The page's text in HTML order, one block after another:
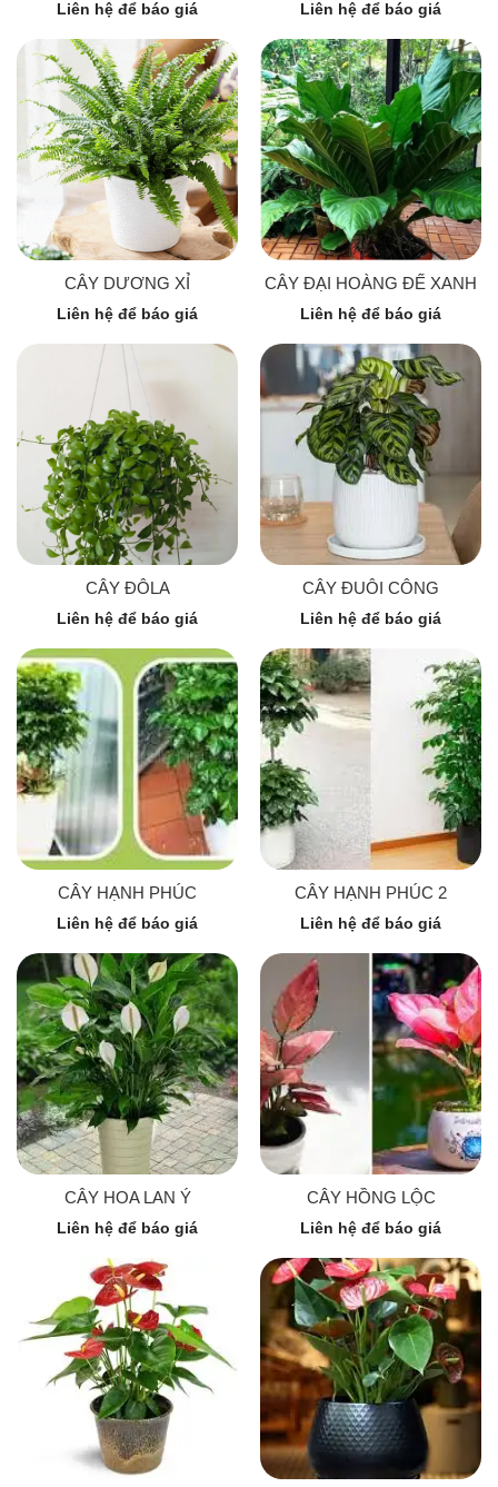
Liên hệ để báo giá Liên hệ để báo giá
CÂY DƯƠNG XỈ
Liên hệ để báo giá
CÂY ĐẠI HOÀNG ĐẾ XANH
Liên hệ để báo giá
CÂY ĐÔLA
Liên hệ để báo giá
CÂY ĐUÔI CÔNG
Liên hệ để báo giá
CÂY HẠNH PHÚC
Liên hệ để báo giá
CÂY HẠNH PHÚC 2
Liên hệ để báo giá
CÂY HOA LAN Ý
Liên hệ để báo giá
CÂY HỒNG LỘC
Liên hệ để báo giá